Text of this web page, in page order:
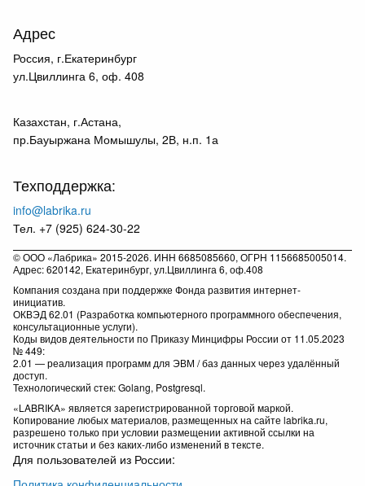
Адрес
Россия, г.Екатеринбург
ул.Цвиллинга 6, оф. 408
Казахстан, г.Астана,
пр.Бауыржана Момышулы, 2В, н.п. 1а
Техподдержка:
info@labrika.ru
Тел. +7 (925) 624-30-22
© ООО «Лабрика» 2015-2026. ИНН 6685085660, ОГРН 1156685005014.
Адрес: 620142, Екатеринбург, ул.Цвиллинга 6, оф.408
Компания создана при поддержке Фонда развития интернет-
инициатив.
ОКВЭД 62.01 (Разработка компьютерного программного обеспечения,
консультационные услуги).
Коды видов деятельности по Приказу Минцифры России от 11.05.2023
№ 449:
2.01 — реализация программ для ЭВМ / баз данных через удалённый
доступ.
Технологический стек: Golang, Postgresql.
«LABRIKA» является зарегистрированной торговой маркой.
Копирование любых материалов, размещенных на сайте labrika.ru,
разрешено только при условии размещении активной ссылки на
источник статьи и без каких-либо изменений в тексте.
Для пользователей из России: